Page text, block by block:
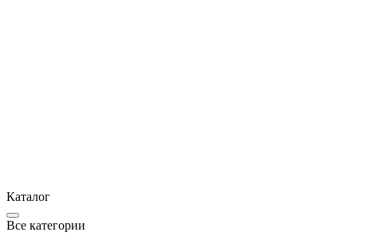
Каталог
Все категории